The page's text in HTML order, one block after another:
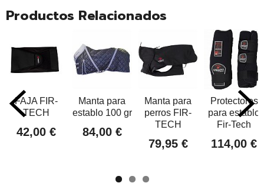
Productos Relacionados
FAJA FIR-
TECH
42,00 €
Manta para
establo 100 gr
84,00 €
Manta para
perros FIR-
TECH
79,95 €
Protectores
para establo
Fir-Tech
114,00 €